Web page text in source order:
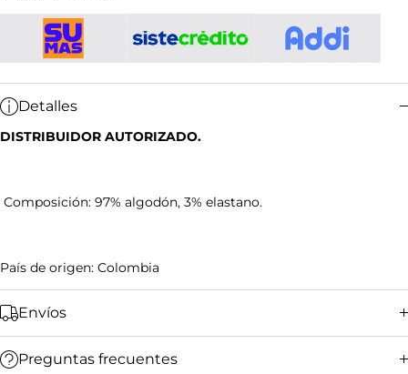
Detalles
DISTRIBUIDOR AUTORIZADO.
Composición: 97% algodón, 3% elastano.
País de origen: Colombia
Envíos
Preguntas frecuentes